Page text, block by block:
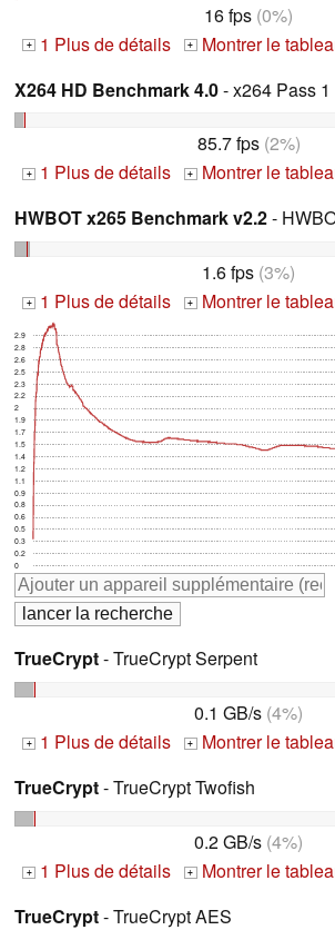
16 fps (0%)
+ 1 Plus de détails + Montrer le
X264 HD Benchmark 4.0- x264 Pass 1
85.7 fps(2%)
+ 1 Plus de détails + Montrer le
HWBOT x265 Benchmark v2.2-
1.6 fps (3%)
+ 1 Plus de détails + Montrer le
0
0.2
0.3
0.5
0.6
0.8
0.9
1.1
1.2
1.4
1.5
1.7
1.9
2
2.2
2.3
2.5
2.6
2.8
2.9
TrueCrypt- TrueCrypt Serpent
0.1 GB/s (4%)
+ 1 Plus de détails + Montrer le
TrueCrypt- TrueCrypt Twofish
0.2 GB/s (4%)
+ 1 Plus de détails + Montrer le
TrueCrypt- TrueCrypt AES